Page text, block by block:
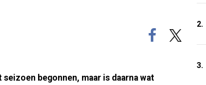
seizoen begonnen, maar is daarna wat
2.
3.